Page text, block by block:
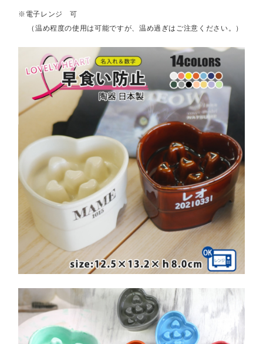
※電子レンジ 可
（温め程度の使用は可能ですが、温め過ぎはご注意ください。）